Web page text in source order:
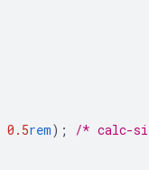
0.5rem);
/* calc-